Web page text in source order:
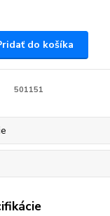
do košíka
501151